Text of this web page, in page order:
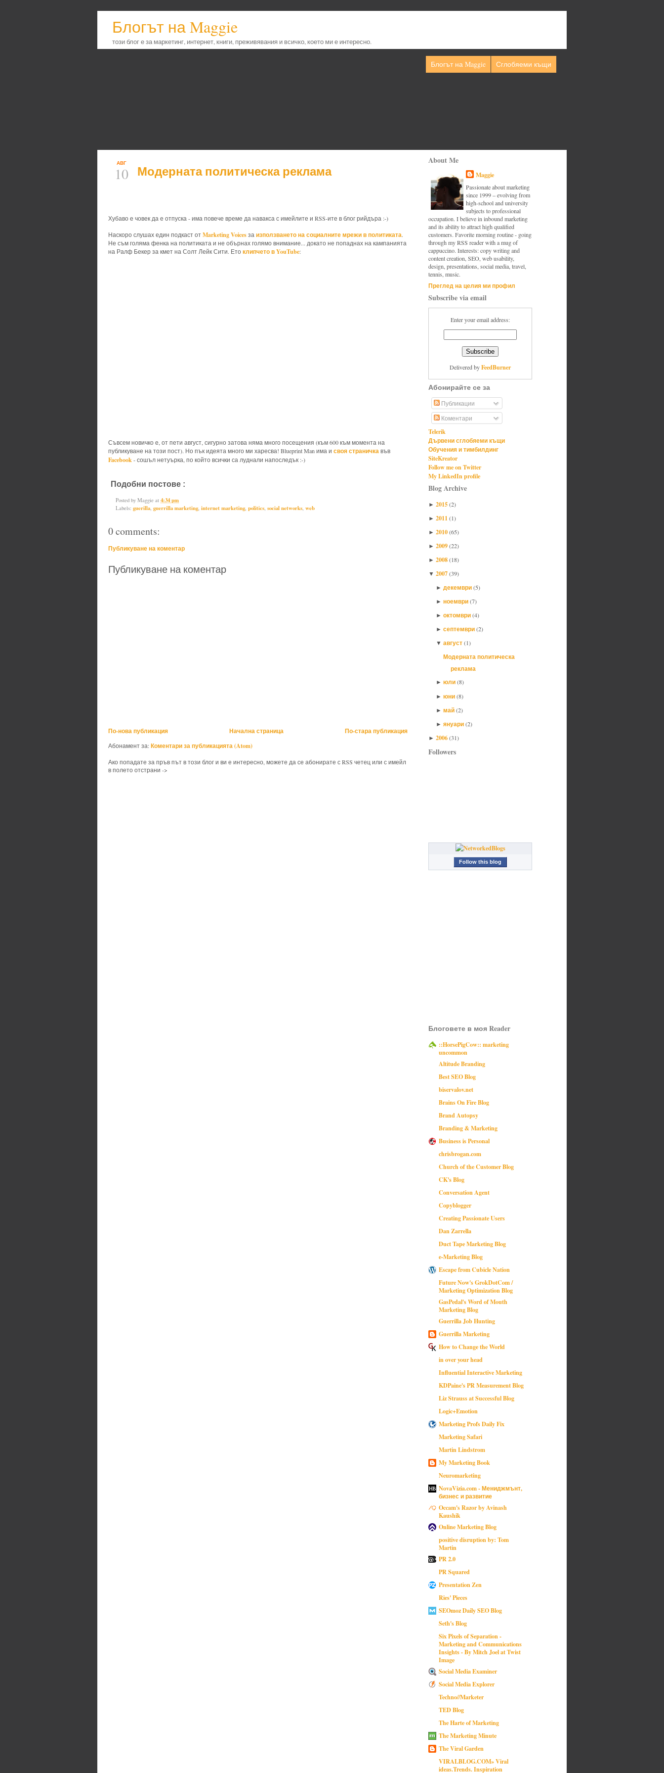
Блогът на Maggie
този блог е за маркетинг, интернет, книги, преживявания и всичко, което ми е интересно.
Блогът на Maggie Сглобяеми къщи
АВГ
10 Модерната политическа реклама
Хубаво е човек да е отпуска - има повече време да навакса с имейлите и RSS-ите в блог рийдъра :-)
Наскоро слушах един подкаст отMarketing Voicesза използването на социалните мрежи в политиката.
Не съм голяма фенка на политиката и не обърнах голямо внимание... докато не попаднах на кампанията
на Ралф Бекер за кмет на Солт Лейк Сити. Етоклипчето в YouTube:
Съвсем новичко е, от пети август, сигурно затова няма много посещения (към 600 към момента на
публикуване на този пост). Но пък идеята много ми харесва! Blueprint Man има и своя страничкавъв
Facebook- сошъл нетуърка, по който всички са луднали напоследък :-)
Подобни постове :
Posted by Maggie at 4:34 pm
Labels: guerilla, guerrilla marketing, internet marketing, politics, social networks, web
0 comments:
Публикуване на коментар
Публикуване на коментар
По-нова публикация По-стара публикация
Начална страница
Абонамент за:Коментари за публикацията (Atom)
Ако попадате за пръв път в този блог и ви е интересно, можете да се абонирате с RSS четец или с имейл
в полето отстрани ->
About Me
Maggie
Passionate about marketing
since 1999 – evolving from
high-school and university
subjects to professional
occupation. I believe in inbound marketing
and its ability to attract high qualified
customers. Favorite morning routine - going
through my RSS reader with a mug of
cappuccino. Interests: copy writing and
content creation, SEO, web usability,
design, presentations, social media, travel,
tennis, music.
Преглед на целия ми профил
Subscribe via email
Enter your email address:
Delivered byFeedBurner
Абонирайте се за
Публикации
Коментари
Telerik
Дървени сглобяеми къщи
Обучения и тимбилдинг
SiteKreator
Follow me on Twitter
My LinkedIn profile
Blog Archive
► 2015(2)
► 2011(1)
► 2010(65)
► 2009(22)
► 2008(18)
▼ 2007(39)
► декември(5)
► ноември(7)
► октомври(4)
► септември(2)
▼ август(1)
Модерната политическа
реклама
► юли(8)
► юни(8)
► май(2)
► януари(2)
► 2006(31)
Followers
Follow this blog
Блоговете в моя Reader
::HorsePigCow:: marketing
uncommon
Altitude Branding
Best SEO Blog
biservalov.net
Brains On Fire Blog
Brand Autopsy
Branding & Marketing
Business is Personal
chrisbrogan.com
Church of the Customer Blog
CK's Blog
Conversation Agent
Copyblogger
Creating Passionate Users
Dan Zarrella
Duct Tape Marketing Blog
e-Marketing Blog
Escape from Cubicle Nation
Future Now's GrokDotCom /
Marketing Optimization Blog
GasPedal's Word of Mouth
Marketing Blog
Guerrilla Job Hunting
Guerrilla Marketing
How to Change the World
in over your head
Influential Interactive Marketing
KDPaine's PR Measurement Blog
Liz Strauss at Successful Blog
Logic+Emotion
Marketing Profs Daily Fix
Marketing Safari
Martin Lindstrom
My Marketing Book
Neuromarketing
NovaVizia.com - Мениджмънт,
бизнес и развитие
Occam's Razor by Avinash
Kaushik
Online Marketing Blog
positive disruption by: Tom
Martin
PR 2.0
PR Squared
Presentation Zen
Ries' Pieces
SEOmoz Daily SEO Blog
Seth's Blog
Six Pixels of Separation -
Marketing and Communications
Insights - By Mitch Joel at Twist
Image
Social Media Examiner
Social Media Explorer
Techno//Marketer
TED Blog
The Harte of Marketing
The Marketing Minute
The Viral Garden
VIRALBLOG.COM» Viral
ideas.Trends. Inspiration